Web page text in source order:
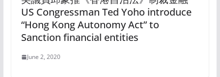
US Congressman Ted Yoho introduce
“Hong Kong Autonomy Act” to
Sanction financial entities
June 2, 2020